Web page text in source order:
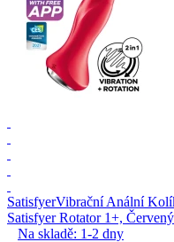
SatisfyerVibrační Anální
Satisfyer Rotator 1+, Červený
Na skladě: 1-2 dny